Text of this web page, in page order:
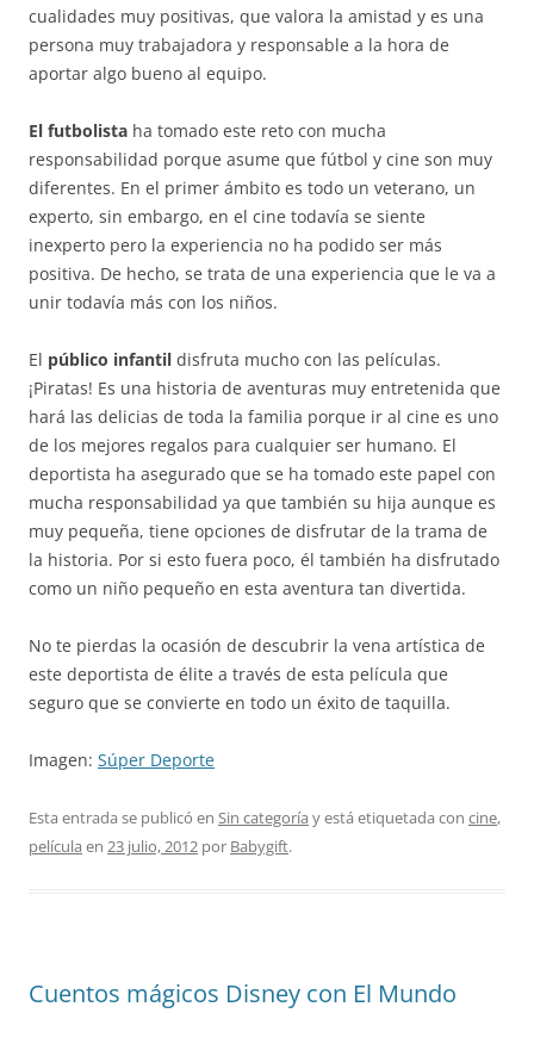
cualidades muy positivas, que valora la amistad y es una
persona muy trabajadora y responsable a la hora de
aportar algo bueno al equipo.
El futbolista ha tomado este reto con mucha
responsabilidad porque asume que fútbol y cine son muy
diferentes. En el primer ámbito es todo un veterano, un
experto, sin embargo, en el cine todavía se siente
inexperto pero la experiencia no ha podido ser más
positiva. De hecho, se trata de una experiencia que le va a
unir todavía más con los niños.
El público infantil disfruta mucho con las películas.
¡Piratas! Es una historia de aventuras muy entretenida que
hará las delicias de toda la familia porque ir al cine es uno
de los mejores regalos para cualquier ser humano. El
deportista ha asegurado que se ha tomado este papel con
mucha responsabilidad ya que también su hija aunque es
muy pequeña, tiene opciones de disfrutar de la trama de
la historia. Por si esto fuera poco, él también ha disfrutado
como un niño pequeño en esta aventura tan divertida.
No te pierdas la ocasión de descubrir la vena artística de
este deportista de élite a través de esta película que
seguro que se convierte en todo un éxito de taquilla.
Imagen: Súper Deporte
Esta entrada se publicó en Sin categoría y está etiquetada con cine,
película en 23 julio, 2012 por Babygift.
Cuentos mágicos Disney con El Mundo